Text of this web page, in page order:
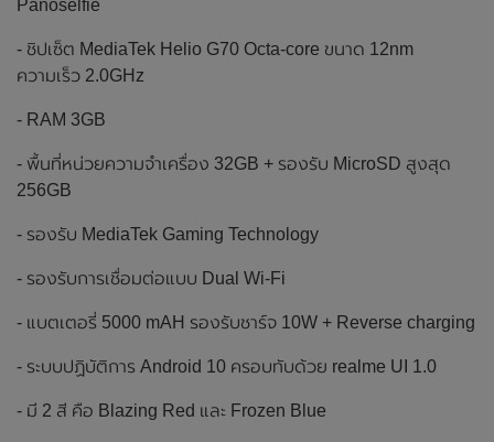
Panoselfie
- ชิปเซ็ต MediaTek Helio G70 Octa-core ขนาด 12nm
ความเร็ว 2.0GHz
- RAM 3GB
- พื้นที่หน่วยความจำเครื่อง 32GB + รองรับ MicroSD สูงสุด
256GB
- รองรับ MediaTek Gaming Technology
- รองรับการเชื่อมต่อแบบ Dual Wi-Fi
- แบตเตอรี่ 5000 mAH รองรับชาร์จ 10W + Reverse charging
- ระบบปฏิบัติการ Android 10 ครอบทับด้วย realme UI 1.0
- มี 2 สี คือ Blazing Red และ Frozen Blue